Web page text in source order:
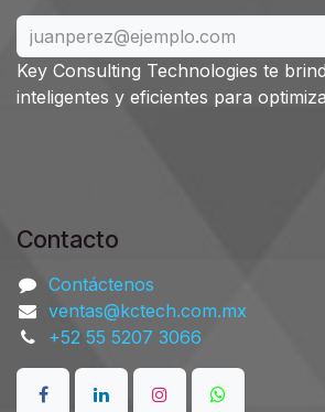
Key Consulting Technologies te
inteligentes y eficientes para
Contacto​
Contáctenos
ventas@kctech.com.mx
+52 55 5207 3066